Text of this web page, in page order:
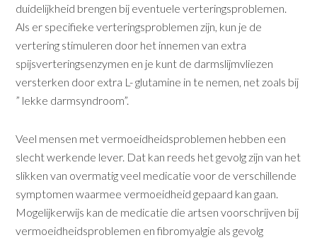
duidelijkheid brengen bij eventuele verteringsproblemen.
Als er specifieke verteringsproblemen zijn, kun je de
vertering stimuleren door het innemen van extra
spijsverteringsenzymen en je kunt de darmslijmvliezen
versterken door extra L- glutamine in te nemen, net zoals bij
” lekke darmsyndroom”.
Veel mensen met vermoeidheidsproblemen hebben een
slecht wer­kende lever. Dat kan reeds het gevolg zijn van het
slikken van over­matig veel medicatie voor de verschillende
symptomen waarmee vermoeidheid gepaard kan gaan.
Mogelijkerwijs kan de medicatie die artsen voorschrijven bij
vermoeidheidsproblemen en fibromyalgie als gevolg